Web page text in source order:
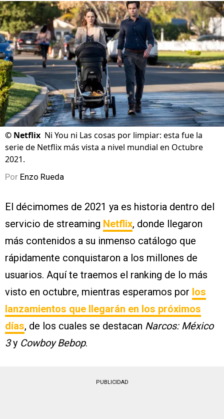
© Netflix Ni You ni Las cosas por limpiar: esta fue la
serie de Netflix más vista a nivel mundial en Octubre
2021.
Por Enzo Rueda
El décimomes de 2021 ya es historia dentro del
servicio de streaming Netflix, donde llegaron
más contenidos a su inmenso catálogo que
rápidamente conquistaron a los millones de
usuarios. Aquí te traemos el ranking de lo más
visto en octubre, mientras esperamos por los
lanzamientos que llegarán en los próximos
días, de los cuales se destacan Narcos: México
3y Cowboy Bebop.
PUBLICIDAD